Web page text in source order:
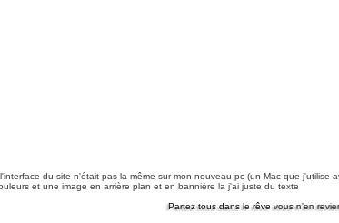
du site n'était pas la même sur mon nouveau pc (un Mac que
et une image en arrière plan et en bannière la j'ai juste du texte
Partez tous dans le rêve vous n’en reviendrez pas !